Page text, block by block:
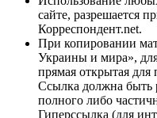
сайте, разрешается
Корреспондент.net.
При копировании
Украины и мира»,
прямая открытая для
Ссылка должна быть
полного либо
Гиперссылка (для